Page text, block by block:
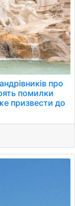
про
помилки
призвести до